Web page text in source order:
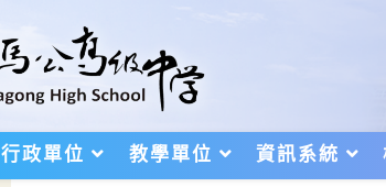
行政單位 教學單位 資訊系統